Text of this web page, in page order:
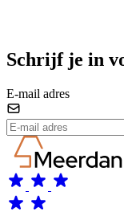
Schrijf je in
E-mail adres